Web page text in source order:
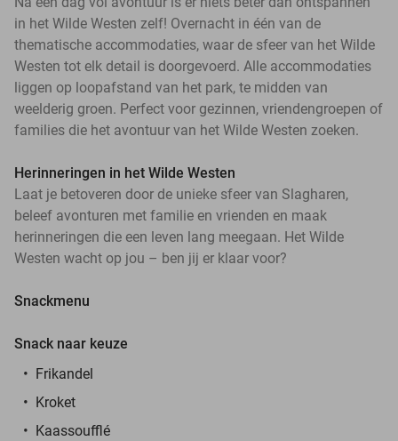
in het Wilde Westen zelf! Overnacht in één van de
thematische accommodaties, waar de sfeer van het Wilde
Westen tot elk detail is doorgevoerd. Alle accommodaties
liggen op loopafstand van het park, te midden van
weelderig groen. Perfect voor gezinnen, vriendengroepen of
families die het avontuur van het Wilde Westen zoeken.
Herinneringen in het Wilde Westen
Laat je betoveren door de unieke sfeer van Slagharen,
beleef avonturen met familie en vrienden en maak
herinneringen die een leven lang meegaan. Het Wilde
Westen wacht op jou – ben jij er klaar voor?
Snackmenu
Snack naar keuze
Frikandel
Kroket
Kaassoufflé